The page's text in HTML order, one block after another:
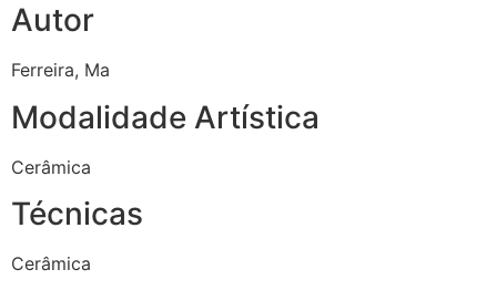
Autor
Ferreira, Ma
Modalidade Artística
Cerâmica
Técnicas
Cerâmica